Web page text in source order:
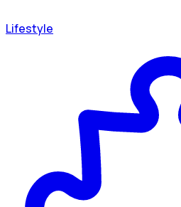
Lifestyle